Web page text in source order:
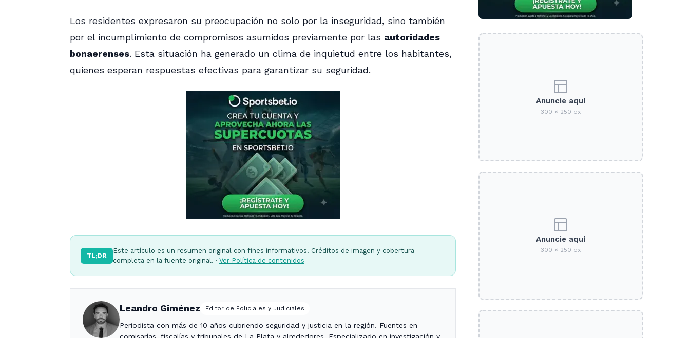
Los residentes expresaron su preocupación no solo por la inseguridad, sino también
por el incumplimiento de compromisos asumidos previamente por las autoridades
bonaerenses. Esta situación ha generado un clima de inquietud entre los habitantes,
quienes esperan respuestas efectivas para garantizar su seguridad.
TL;DR
Este artículo es un resumen original con fines informativos. Créditos de imagen y cobertura
completa en la fuente original. · Ver Política de contenidos
Leandro Giménez Editor de Policiales y Judiciales
Periodista con más de 10 años cubriendo seguridad y justicia en la región. Fuentes en
Anuncie aquí
300 × 250 px
Anuncie aquí
300 × 250 px